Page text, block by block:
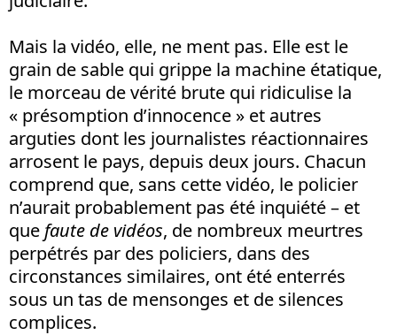
Mais la vidéo, elle, ne ment pas. Elle est le
grain de sable qui grippe la machine étatique,
le morceau de vérité brute qui ridiculise la
« présomption d’innocence » et autres
arguties dont les journalistes réactionnaires
arrosent le pays, depuis deux jours. Chacun
comprend que, sans cette vidéo, le policier
n’aurait probablement pas été inquiété – et
que faute de vidéos, de nombreux meurtres
perpétrés par des policiers, dans des
circonstances similaires, ont été enterrés
sous un tas de mensonges et de silences
complices.